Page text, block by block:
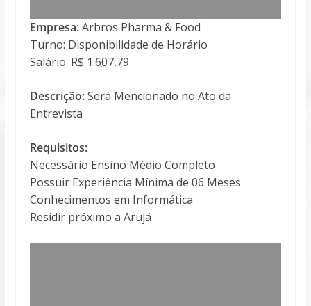
Empresa:Arbros Pharma & Food
Turno: Disponibilidade de Horário
Salário: R$ 1.607,79
Descrição:Será Mencionado no Ato da
Entrevista
Requisitos:
Necessário Ensino Médio Completo
Possuir Experiência Mínima de 06 Meses
Conhecimentos em Informática
Residir próximo a Arujá